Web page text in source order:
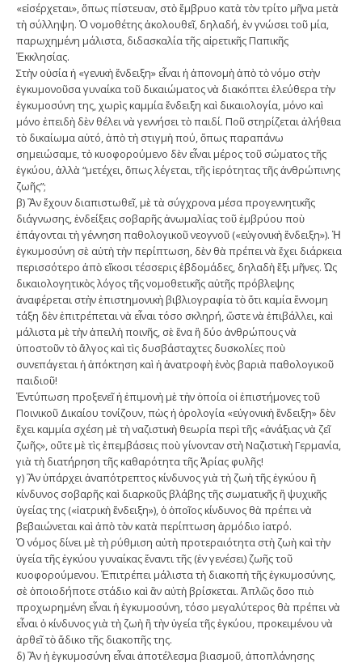
«εἰσέρχεται», ὅπως πίστευαν, στὸ ἔµβρυο κατὰ τὸν τρίτο µῆνα µετὰ
τὴ σύλληψη. Ὁ νοµοθέτης ἀκολουθεῖ, δηλαδή, ἐν γνώσει τοῦ µία,
παρωχηµένη µάλιστα, διδασκαλία τῆς αἱρετικῆς Παπικῆς
Ἐκκλησίας.
Στὴν οὐσία ἡ «γενικὴ ἔνδειξη» εἶναι ἡ ἀπονοµὴ ἀπὸ τὸ νόµο στὴν
ἐγκυµονοῦσα γυναίκα τοῦ δικαιώµατος νὰ διακόπτει ἐλεύθερα τὴν
ἐγκυµοσύνη της, χωρὶς καµµία ἔνδειξη καὶ δικαιολογία, µόνο καὶ
µόνο ἐπειδὴ δὲν θέλει νὰ γεννήσει τὸ παιδί. Ποῦ στηρίζεται ἀλήθεια
τὸ δικαίωµα αὐτό, ἀπὸ τὴ στιγµὴ πού, ὅπως παραπάνω
σηµειώσαµε, τὸ κυοφορούµενο δὲν εἶναι µέρος τοῦ σώµατος τῆς
ἐγκύου, ἀλλὰ “µετέχει, ὅπως λέγεται, τῆς ἱερότητας τῆς ἀνθρώπινης
ζωῆς”;
β) Ἂν ἔχουν διαπιστωθεῖ, µὲ τὰ σύγχρονα µέσα προγεννητικῆς
διάγνωσης, ἐνδείξεις σοβαρῆς ἀνωµαλίας τοῦ ἐµβρύου ποὺ
ἐπάγονται τὴ γέννηση παθολογικοῦ νεογνοῦ («εὐγονικὴ ἔνδειξη»). Ἡ
ἐγκυµοσύνη σὲ αὐτὴ τὴν περίπτωση, δὲν θὰ πρέπει νὰ ἔχει διάρκεια
περισσότερο ἀπὸ εἴκοσι τέσσερις ἑβδοµάδες, δηλαδὴ ἕξι µῆνες. Ὡς
δικαιολογητικὸς λόγος τῆς νοµοθετικῆς αὐτῆς πρόβλεψης
ἀναφέρεται στὴν ἐπιστηµονικὴ βιβλιογραφία τὸ ὅτι καµία ἔννοµη
τάξη δὲν ἐπιτρέπεται νὰ εἶναι τόσο σκληρή, ὥστε νὰ ἐπιβάλλει, καὶ
µάλιστα µὲ τὴν ἀπειλὴ ποινῆς, σὲ ἕνα ἢ δύο ἀνθρώπους νὰ
ὑποστοῦν τὸ ἄλγος καὶ τὶς δυσβάσταχτες δυσκολίες ποὺ
συνεπάγεται ἡ ἀπόκτηση καὶ ἡ ἀνατροφὴ ἑνὸς βαριὰ παθολογικοῦ
παιδιοῦ!
Ἐντύπωση προξενεῖ ἡ ἐπιµονὴ µὲ τὴν ὁποία οἱ ἐπιστήµονες τοῦ
Ποινικοῦ Δικαίου τονίζουν, πὼς ἡ ὁρολογία «εὐγονικὴ ἔνδειξη» δὲν
ἔχει καµµία σχέση µὲ τὴ ναζιστικὴ θεωρία περὶ τῆς «ἀνάξιας νὰ ζεῖ
ζωῆς», οὔτε µὲ τὶς ἐπεµβάσεις ποὺ γίνονταν στὴ Ναζιστικὴ Γερµανία,
γιὰ τὴ διατήρηση τῆς καθαρότητα τῆς Ἀρίας φυλῆς!
γ) Ἂν ὑπάρχει ἀναπότρεπτος κίνδυνος γιὰ τὴ ζωὴ τῆς ἐγκύου ἢ
κίνδυνος σοβαρῆς καὶ διαρκοῦς βλάβης τῆς σωµατικῆς ἢ ψυχικῆς
ὑγείας της («ἰατρικὴ ἔνδειξη»), ὁ ὁποῖος κίνδυνος θὰ πρέπει νὰ
βεβαιώνεται καὶ ἀπὸ τὸν κατὰ περίπτωση ἁρµόδιο ἰατρό.
Ὁ νόµος δίνει µὲ τὴ ρύθµιση αὐτὴ προτεραιότητα στὴ ζωὴ καὶ τὴν
ὑγεία τῆς ἐγκύου γυναίκας ἔναντι τῆς (ἐν γενέσει) ζωῆς τοῦ
κυοφορούµενου. Ἐπιτρέπει µάλιστα τὴ διακοπὴ τῆς ἐγκυµοσύνης,
σὲ ὁποιοδήποτε στάδιο καὶ ἂν αὐτὴ βρίσκεται. Ἁπλῶς ὅσο πιὸ
προχωρηµένη εἶναι ἡ ἐγκυµοσύνη, τόσο µεγαλύτερος θὰ πρέπει νὰ
εἶναι ὁ κίνδυνος γιὰ τὴ ζωὴ ἢ τὴν ὑγεία τῆς ἐγκύου, προκειµένου νὰ
ἀρθεῖ τὸ ἄδικο τῆς διακοπῆς της.
δ) Ἂν ἡ ἐγκυµοσύνη εἶναι ἀποτέλεσµα βιασµοῦ, ἀποπλάνησης